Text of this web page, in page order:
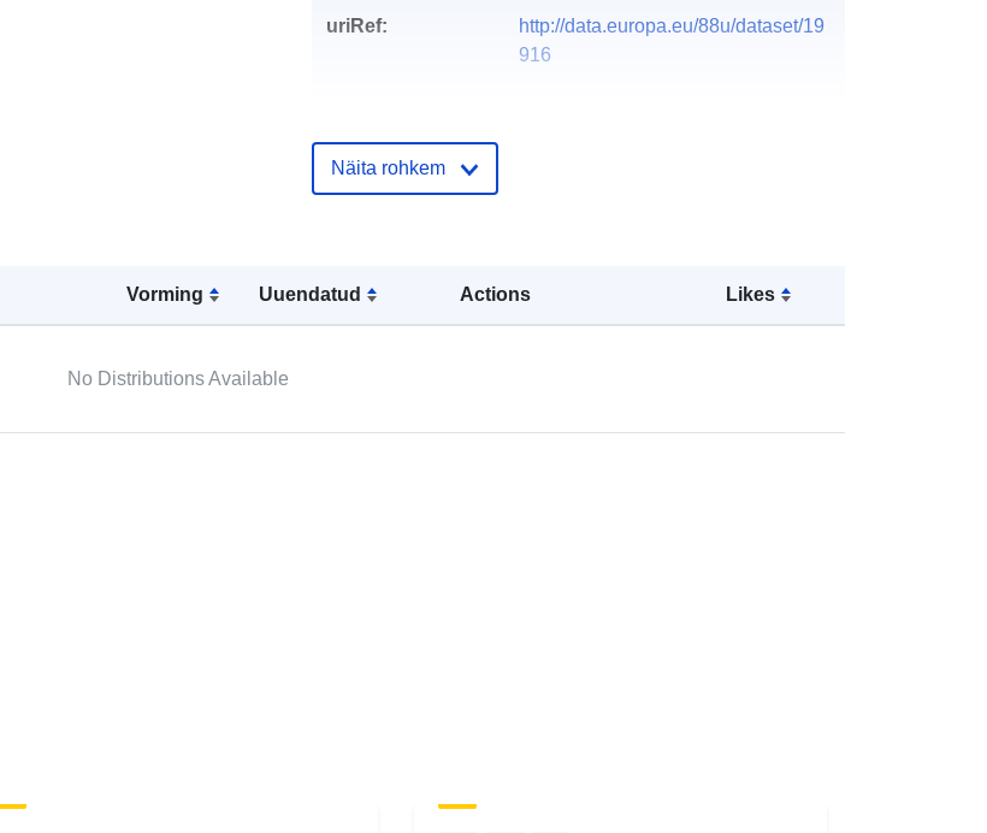
Vorming Uuendatud Actions Likes
No Distributions Available
uriRef:
http://data.europa.eu/88u/dataset/19
916
Näita rohkem